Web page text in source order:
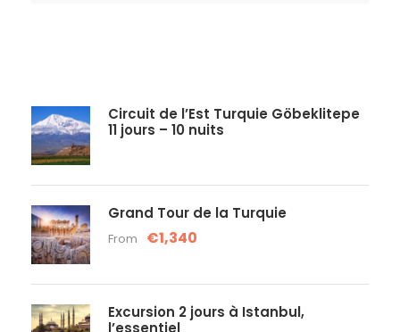
Circuit de l’Est Turquie Göbeklitepe
11 jours – 10 nuits
Grand Tour de la Turquie
From €1,340
Excursion 2 jours à Istanbul,
l’essentiel